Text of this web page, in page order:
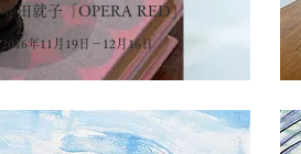
寺田就子「OPERA RED」
2016年11月19日－12月16日